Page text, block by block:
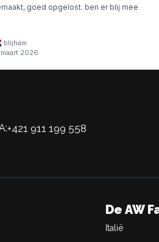
goed opgelost. ben er blij mee
blijham
maart 2026
+421 911 199 558
De AW
Italië